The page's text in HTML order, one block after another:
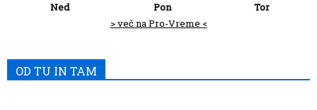
Ned
Pon
Tor
> več na Pro-Vreme <
OD TU IN TAM